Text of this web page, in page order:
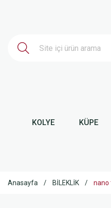
KOLYE KÜPE
Anasayfa BİLEKLİK nano